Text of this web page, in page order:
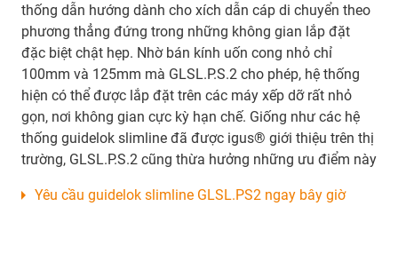
thống dẫn hướng dành cho xích dẫn cáp di chuyển theo
phương thẳng đứng trong những không gian lắp đặt
đặc biệt chật hẹp. Nhờ bán kính uốn cong nhỏ chỉ
100mm và 125mm mà GLSL.P.S.2 cho phép, hệ thống
hiện có thể được lắp đặt trên các máy xếp dỡ rất nhỏ
gọn, nơi không gian cực kỳ hạn chế. Giống như các hệ
thống guidelok slimline đã được igus® giới thiệu trên thị
trường, GLSL.P.S.2 cũng thừa hưởng những ưu điểm này
Yêu cầu guidelok slimline GLSL.PS2 ngay bây giờ